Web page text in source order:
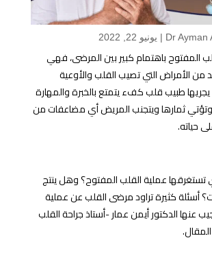
Dr Ayman
| يونيو 22, 2022
المفتوح باهتمام كبير بين المرضى، فهي
من الأمراض التي تصيب القلب والأوعية
يجريها طبيب قلب كفء يتمتع بالخبرة والمهارة
وتؤتي ثمارها ويتجنب المريض أي مضاعفات من
حياته.
تستغرقها عملية القلب المفتوح؟ وهل ينتج
أسئلة كثيرة تراود مرضى القلب عن عملية
عنها الدكتور أيمن عمار -أستاذ جراحة القلب